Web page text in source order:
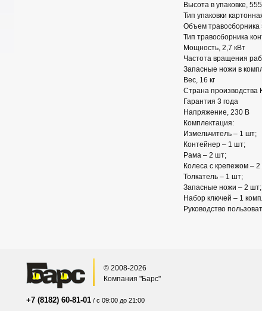
Высота в упаковке,
Тип упаковки
Объем травосборника
Тип травосборника
Мощность, 2,7 кВт
Частота вращения
Запасные ножи в
Вес, 16 кг
Страна производства
Гарантия 3 года
Напряжение, 230 В
Комплектация:
Измельчитель – 1 шт;
Контейнер – 1 шт;
Рама – 2 шт;
Колеса с крепежом –
Толкатель – 1 шт;
Запасные ножи – 2 шт;
Набор ключей – 1
Руководство
© 2008-2026
Компания "Барс"
+7 (8182) 60-81-01 / с 09:00 до 21:00